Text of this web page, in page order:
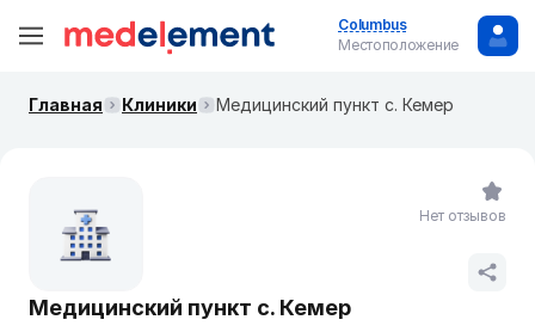
Columbus
Местоположение
Главная Клиники Медицинский пункт с. Кемер
Медицинский пункт с. Кемер
Нет отзывов